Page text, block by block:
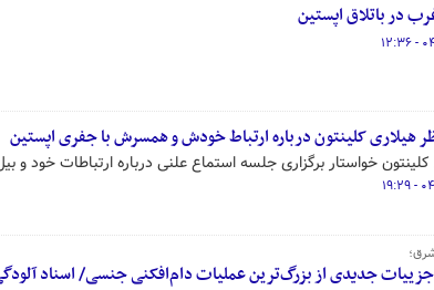
در باتلاق اپستین
هیلاری کلینتون درباره ارتباط خودش و همسرش با جفری اپستین
خواستار برگزاری جلسه استماع علنی درباره ارتباطات خود و
جدیدی از بزرگ‌ترین عملیات دام‌افکنی جنسی/ اسناد